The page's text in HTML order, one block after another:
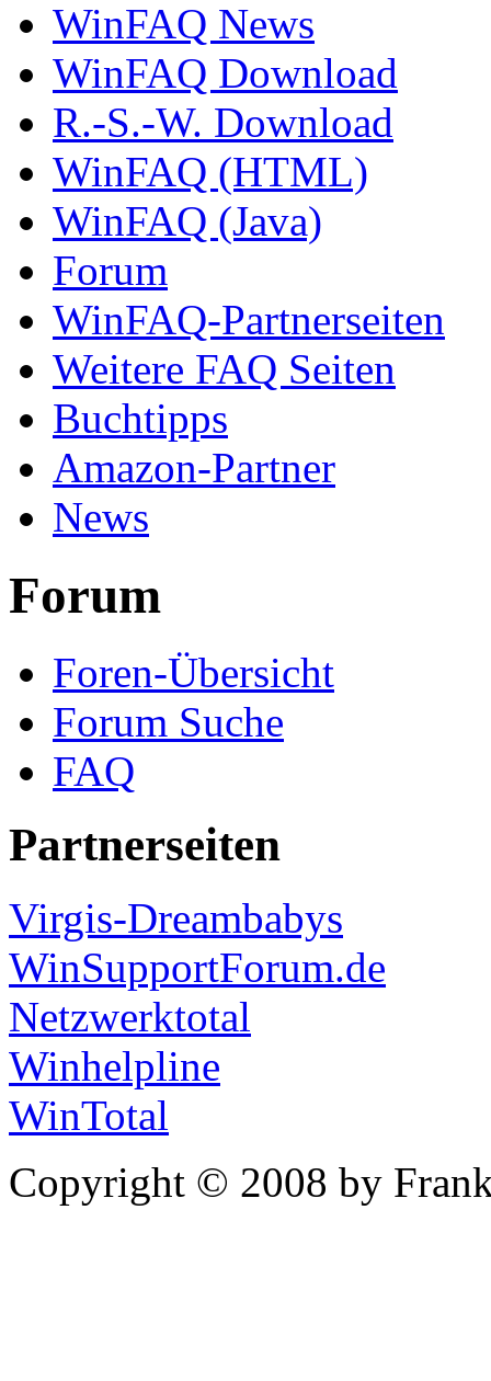
WinFAQ News
WinFAQ Download
R.-S.-W. Download
WinFAQ (HTML)
WinFAQ (Java)
Forum
WinFAQ-Partnerseiten
Weitere FAQ Seiten
Buchtipps
Amazon-Partner
News
Forum
Foren-Übersicht
Forum Suche
FAQ
Partnerseiten
Virgis-Dreambabys
WinSupportForum.de
Netzwerktotal
Winhelpline
WinTotal
Copyright © 2008 by